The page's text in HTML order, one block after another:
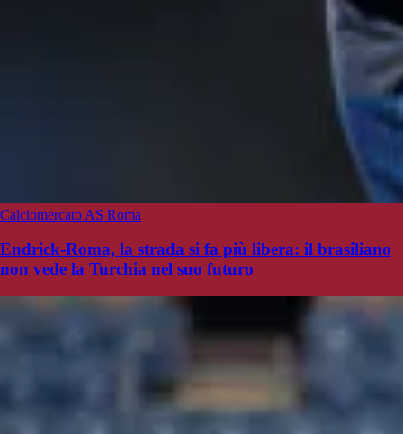
Calciomercato AS Roma
Endrick-Roma, la strada si fa più libera: il brasiliano
non vede la Turchia nel suo futuro